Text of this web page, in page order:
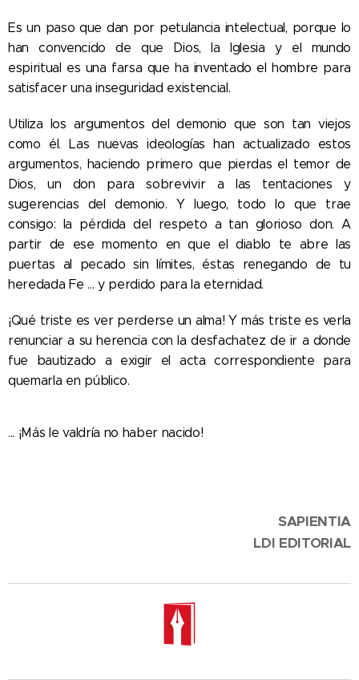
Es un paso que dan por petulancia intelectual, porque lo
han convencido de que Dios, la Iglesia y el mundo
espiritual es una farsa que ha inventado el hombre para
satisfacer una inseguridad existencial.
Utiliza los argumentos del demonio que son tan viejos
como él. Las nuevas ideologías han actualizado estos
argumentos, haciendo primero que pierdas el temor de
Dios, un don para sobrevivir a las tentaciones y
sugerencias del demonio. Y luego, todo lo que trae
consigo: la pérdida del respeto a tan glorioso don. A
partir de ese momento en que el diablo te abre las
puertas al pecado sin límites, éstas renegando de tu
heredada Fe ... y perdido para la eternidad.
¡Qué triste es ver perderse un alma! Y más triste es verla
renunciar a su herencia con la desfachatez de ir a donde
fue bautizado a exigir el acta correspondiente para
quemarla en público.
... ¡Más le valdría no haber nacido!
SAPIENTIA
LDI EDITORIAL